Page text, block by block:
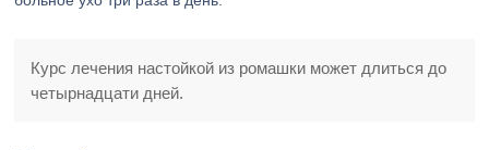
Курс лечения настойкой из ромашки может длиться до
четырнадцати дней.